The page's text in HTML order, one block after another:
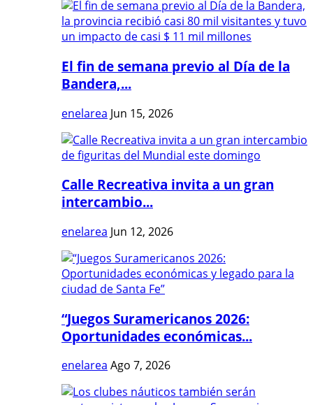
El fin de semana previo al Día de la
Bandera,...
enelarea Jun 15, 2026
Calle Recreativa invita a un gran
intercambio...
enelarea Jun 12, 2026
“Juegos Suramericanos 2026:
Oportunidades económicas...
enelarea Ago 7, 2026